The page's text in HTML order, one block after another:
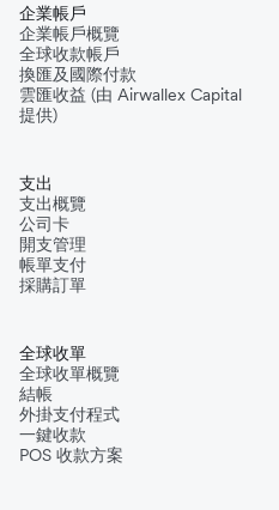
企業帳戶
企業帳戶概覽
全球收款帳戶
換匯及國際付款
雲匯收益 (由 Airwallex Capital
提供)
支出
支出概覽
公司卡
開支管理
帳單支付
採購訂單
全球收單
全球收單概覽
結帳
外掛支付程式
一鍵收款
POS 收款方案